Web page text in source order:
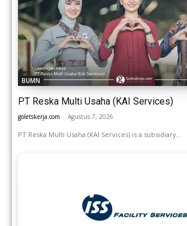
BUMN
PT Reska Multi Usaha (KAI Services)
goletskerja.com - Agustus 7, 2026
PT Reska Multi Usaha (KAI Services) is a subsidiary...